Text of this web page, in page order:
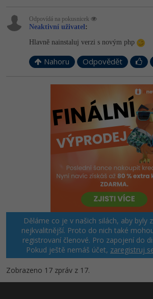
Odpovídá na pokusnicek
Neaktivní uživatel:
Hlavně nainstaluj verzi s novým php
Nahoru Odpovědět
Děláme co je v našich silách, aby byly
nejkvalitnější. Proto do nich také
registrovaní členové. Pro zapojení do
Pokud ještě nemáš účet, zaregistruj
Zobrazeno 17 zpráv z 17.